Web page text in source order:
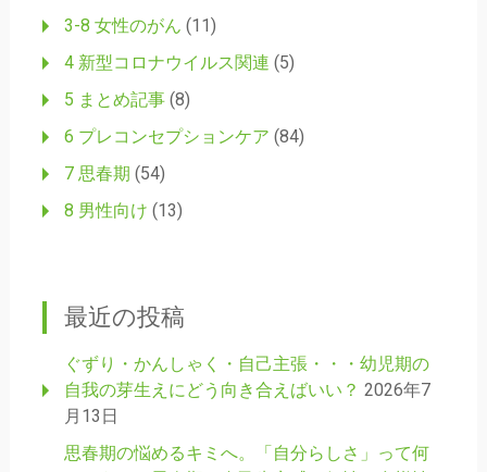
3-8 女性のがん (11)
4 新型コロナウイルス関連 (5)
5 まとめ記事(8)
6 プレコンセプションケア (84)
7 思春期 (54)
8 男性向け (13)
最近の投稿
ぐずり・かんしゃく・自己主張・・・幼児期の
自我の芽生えにどう向き合えばいい？ 2026年7
月13日
思春期の悩めるキミへ。「自分らしさ」って何